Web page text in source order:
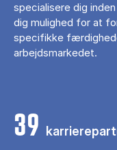
specialisere dig
dig mulighed for at
specifikke
arbejdsmarkedet.
39